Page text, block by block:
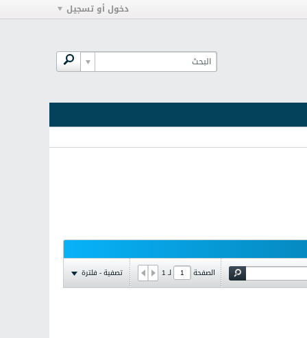
دخول أو تسجيل
الصفحة لـ1 تصفية - فلترة